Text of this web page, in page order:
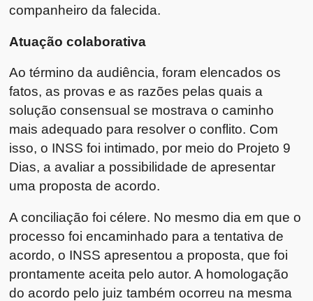
companheiro da falecida.
Atuação colaborativa
Ao término da audiência, foram elencados os
fatos, as provas e as razões pelas quais a
solução consensual se mostrava o caminho
mais adequado para resolver o conflito. Com
isso, o INSS foi intimado, por meio do Projeto 9
Dias, a avaliar a possibilidade de apresentar
uma proposta de acordo.
A conciliação foi célere. No mesmo dia em que o
processo foi encaminhado para a tentativa de
acordo, o INSS apresentou a proposta, que foi
prontamente aceita pelo autor. A homologação
do acordo pelo juiz também ocorreu na mesma